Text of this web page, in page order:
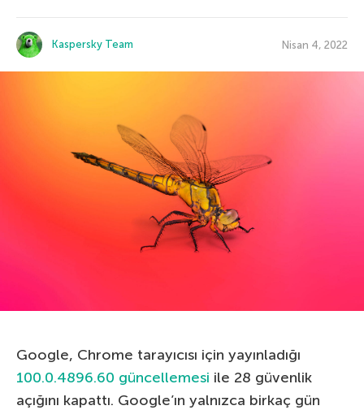
Kaspersky Team Nisan 4, 2022
Google, Chrome tarayıcısı için yayınladığı
100.0.4896.60 güncellemesi ile 28 güvenlik
açığını kapattı. Google’ın yalnızca birkaç gün